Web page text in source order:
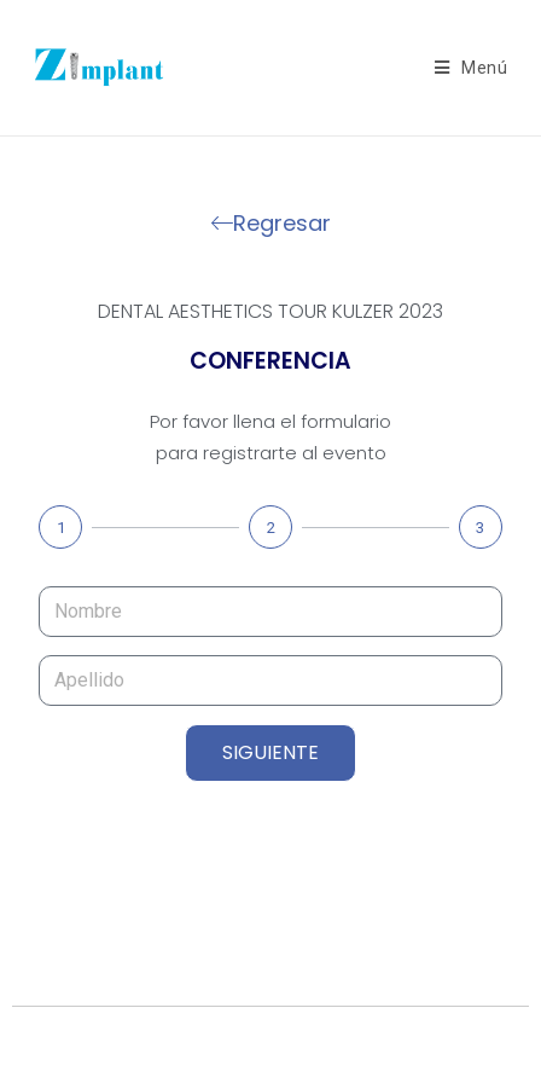
Menú
Regresar
DENTAL AESTHETICS TOUR KULZER 2023
CONFERENCIA
Por favor llena el formulario
para registrarte al evento
1 2 3
SIGUIENTE